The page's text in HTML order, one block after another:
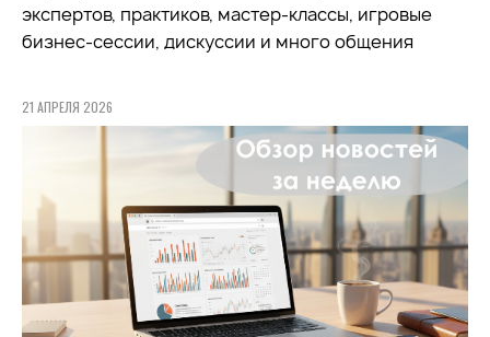
экспертов, практиков, мастер-классы, игровые
бизнес-сессии, дискуссии и много общения
21 АПРЕЛЯ 2026